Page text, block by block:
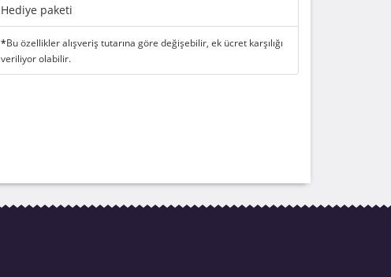
Hediye paketi
*Bu özellikler alışveriş tutarına göre değişebilir, ek ücret karşılığı
veriliyor olabilir.